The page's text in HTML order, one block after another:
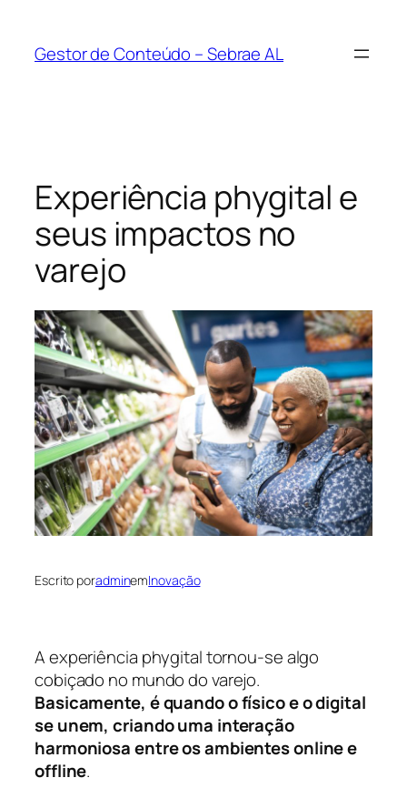
Gestor de Conteúdo – Sebrae AL
Experiência phygital e
seus impactos no
varejo
Escrito poradminemInovação
A experiência phygital tornou-se algo
cobiçado no mundo do varejo.
Basicamente, é quando o físico e o digital
se unem, criando uma interação
harmoniosa entre os ambientes online e
offline.